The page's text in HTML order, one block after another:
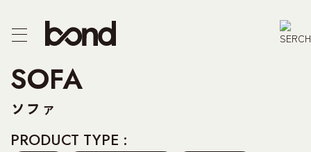
CHEST
SOFA
ソファ
PRODUCT TYPE :